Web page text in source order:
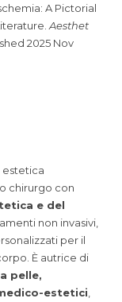
A Pictorial
Aesthet
2025 Nov
estetica
chirurgo con
e del
non invasivi,
per il
È autrice di
pelle,
estetici